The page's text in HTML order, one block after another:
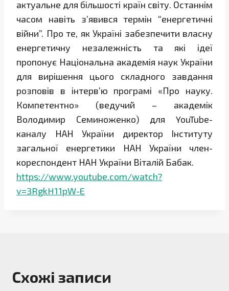
актуальне для більшості країн світу. Останнім
часом навіть з’явився термін “енергетичні
війни”. Про те, як Україні забезпечити власну
енергетичну незалежність та які ідеї
пропонує Національна академія наук України
для вирішення цього складного завдання
розповів в інтерв’ю програмі «Про науку.
Компетентно» (ведучий – академік
Володимир Семиноженко) для YouTube-
каналу НАН України директор Інституту
загальної енергетики НАН України член-
кореспондент НАН України Віталій Бабак.
https://www.youtube.com/watch?
v=3RgkH11pW-E
Схожі записи